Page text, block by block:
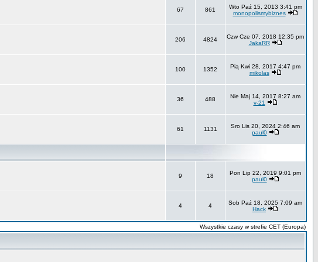
67 861
Wto Paź 15, 2013 3:41 pm
monopolismybiznes
206 4824
Czw Cze 07, 2018 12:35 pm
JakaRR
100 1352
Pią Kwi 28, 2017 4:47 pm
mikolas
36 488
Nie Maj 14, 2017 8:27 am
v-21
61 1131
Sro Lis 20, 2024 2:46 am
paul0
9 18
Pon Lip 22, 2019 9:01 pm
paul0
4 4
Sob Paź 18, 2025 7:09 am
Hack
Wszystkie czasy w strefie CET (Europa)